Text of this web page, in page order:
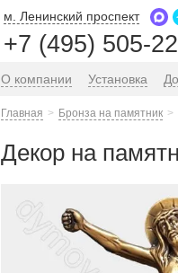
м. Ленинский проспект
+7 (495) 505-
О компании Установка
Главная Бронза на памятник
Декор на